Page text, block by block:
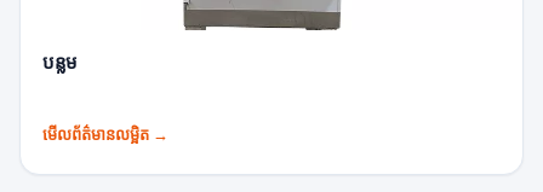
បន្លម
មើលព័ត៌មានលម្អិត →